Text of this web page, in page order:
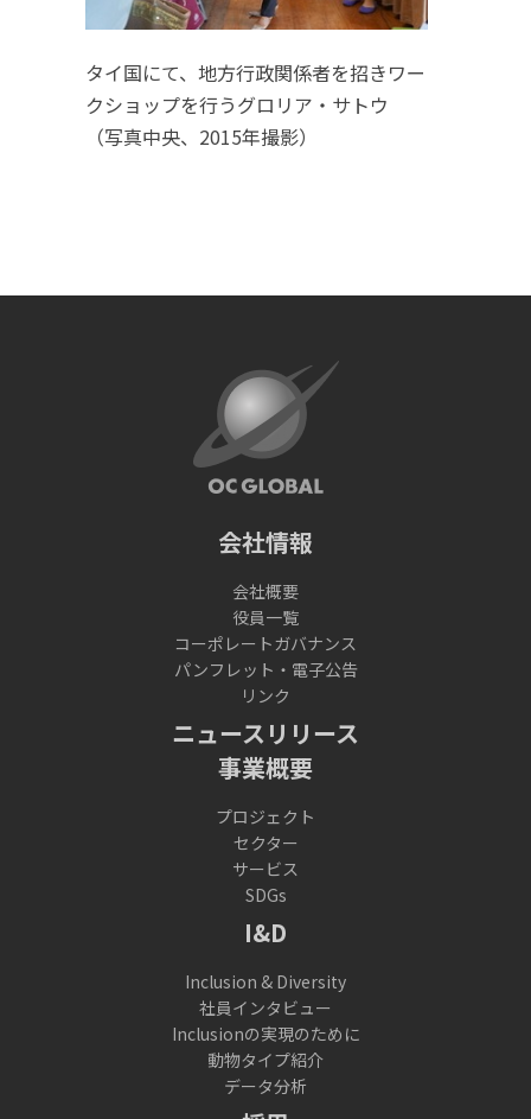
タイ国にて、地方行政関係者を招きワー
クショップを行うグロリア・サトウ
（写真中央、2015年撮影）
会社情報
会社概要
役員一覧
コーポレートガバナンス
パンフレット・電子公告
リンク
ニュースリリース
事業概要
プロジェクト
セクター
サービス
SDGs
I&D
Inclusion & Diversity
社員インタビュー
Inclusionの実現のために
動物タイプ紹介
データ分析